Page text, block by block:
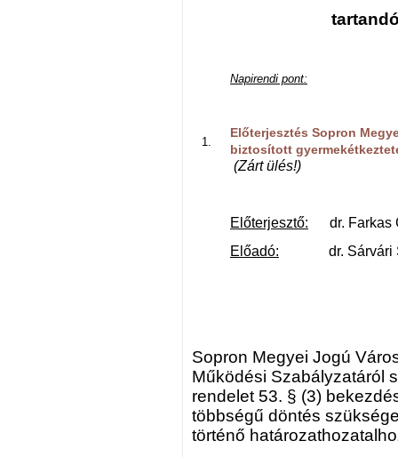
Napirendi pont:
Előterjesztés Sopron
biztosított
(Zárt ülés!)
Előterjesztő: dr. Farkas
Előadó: dr. Sárvári
Sopron Megyei Jogú
Működési Szabályzatáról
rendelet 53. § (3)
többségű döntés
történő